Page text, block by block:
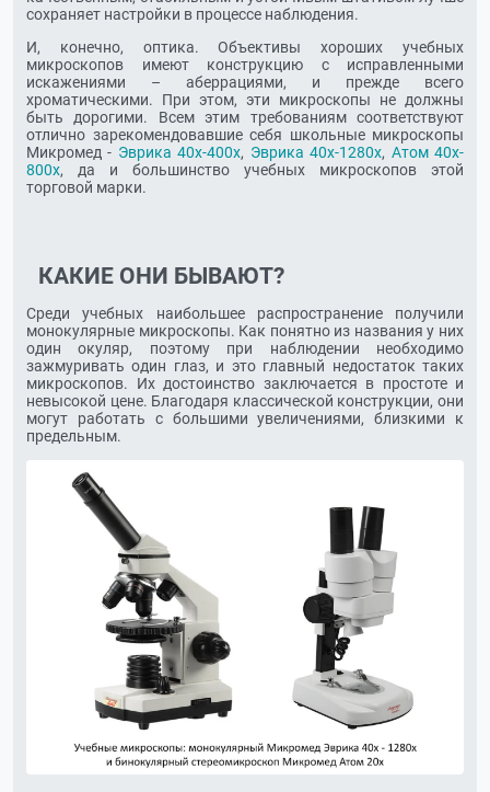
сохраняет настройки в процессе наблюдения.
И, конечно, оптика. Объективы хороших учебных
микроскопов имеют конструкцию с исправленными
искажениями – аберрациями, и прежде всего
хроматическими. При этом, эти микроскопы не должны
быть дорогими. Всем этим требованиям соответствуют
отлично зарекомендовавшие себя школьные микроскопы
Микромед - Эврика 40х-400х, Эврика 40х-1280х, Атом 40x-
800x, да и большинство учебных микроскопов этой
торговой марки.
КАКИЕ ОНИ БЫВАЮТ?
Среди учебных наибольшее распространение получили
монокулярные микроскопы. Как понятно из названия у них
один окуляр, поэтому при наблюдении необходимо
зажмуривать один глаз, и это главный недостаток таких
микроскопов. Их достоинство заключается в простоте и
невысокой цене. Благодаря классической конструкции, они
могут работать с большими увеличениями, близкими к
предельным.